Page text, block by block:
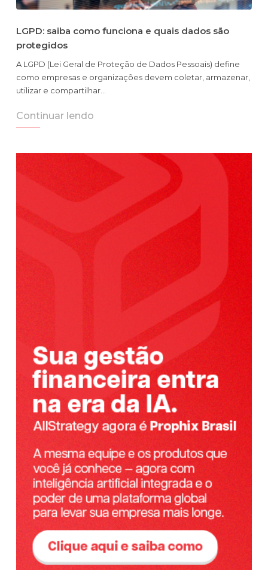
LGPD: saiba como funciona e quais dados são
protegidos
A LGPD (Lei Geral de Proteção de Dados Pessoais) define
como empresas e organizações devem coletar, armazenar,
utilizar e compartilhar…
Continuar lendo